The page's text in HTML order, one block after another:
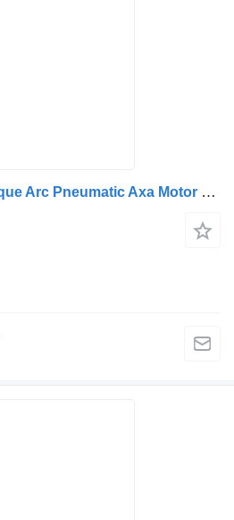
Suspension pneumatique Arc Pneumatic Axa Motor Stânga pour camion Mercedes-Benz A9613204621 / A9613205421